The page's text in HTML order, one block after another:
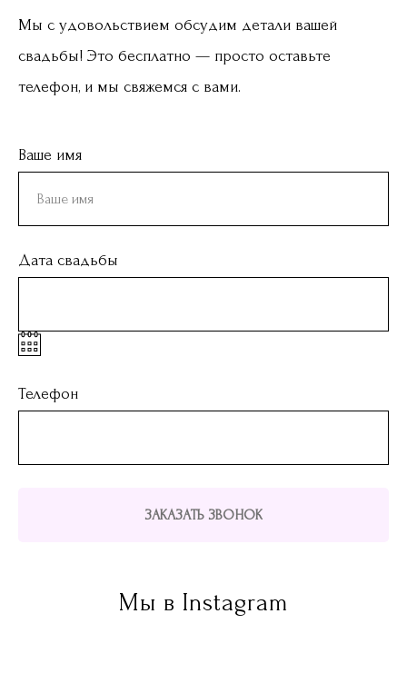
Мы с удовольствием обсудим детали вашей
свадьбы! Это бесплатно — просто оставьте
телефон, и мы свяжемся с вами.
Ваше имя
Дата свадьбы
Телефон
ЗАКАЗАТЬ ЗВОНОК
Мы в Instagram